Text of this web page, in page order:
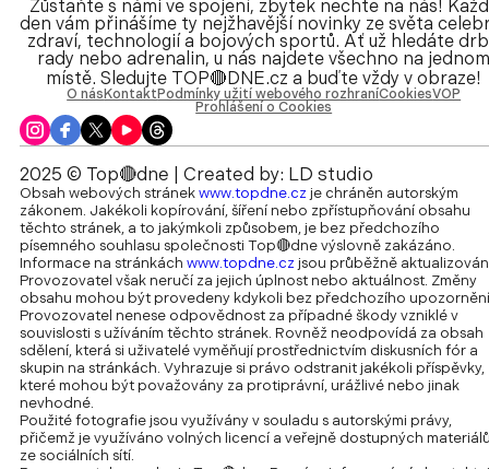
Zůstaňte s námi ve spojení, zbytek nechte na nás!
den vám přinášíme ty nejžhavější novinky ze světa
zdraví, technologií a bojových sportů. Ať už hledáte
rady nebo adrenalin, u nás najdete všechno na
místě. Sledujte TOP🔴DNE.cz a buďte vždy v obraze!
O nás Kontakt Podmínky užití webového rozhraníCookiesVOP
Prohlášení o Cookies
2025 © Top🔴dne | Created by: LD studio
Obsah webových stránek www.topdne.cz je chráněn autorským
zákonem. Jakékoli kopírování, šíření nebo zpřístupňování obsahu
těchto stránek, a to jakýmkoli způsobem, je bez předchozího
písemného souhlasu společnosti Top🔴dne výslovně zakázáno.
Informace na stránkách www.topdne.cz jsou průběžně
Provozovatel však neručí za jejich úplnost nebo aktuálnost. Změny
obsahu mohou být provedeny kdykoli bez předchozího
Provozovatel nenese odpovědnost za případné škody vzniklé v
souvislosti s užíváním těchto stránek. Rovněž neodpovídá za obsah
sdělení, která si uživatelé vyměňují prostřednictvím diskusních fór a
skupin na stránkách. Vyhrazuje si právo odstranit jakékoli příspěvky,
které mohou být považovány za protiprávní, urážlivé nebo jinak
nevhodné.
Použité fotografie jsou využívány v souladu s autorskými právy,
přičemž je využíváno volných licencí a veřejně dostupných
ze sociálních sítí.